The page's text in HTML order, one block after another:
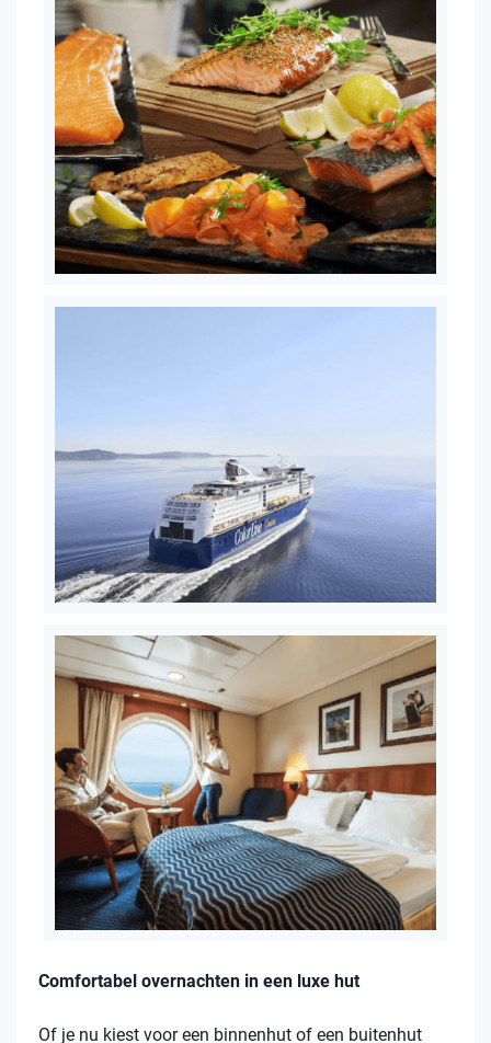
Comfortabel overnachten in een luxe hut
Of je nu kiest voor een binnenhut of een buitenhut